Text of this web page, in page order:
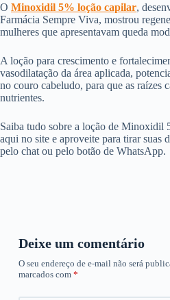
O Minoxidil 5% loção capilar,
Farmácia Sempre Viva, mostrou
mulheres que apresentavam queda
A loção para crescimento e
vasodilatação da área aplicada,
no couro cabeludo, para que as raízes
nutrientes.
Saiba tudo sobre a loção de Minoxidil
aqui no site e aproveite para tirar suas
pelo chat ou pelo botão de WhatsApp.
Deixe um comentário
O seu endereço de e-mail não será
marcados com *